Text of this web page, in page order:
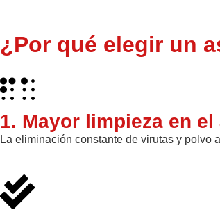
¿Por qué elegir un
1. Mayor limpieza en
La eliminación constante de virutas y polvo